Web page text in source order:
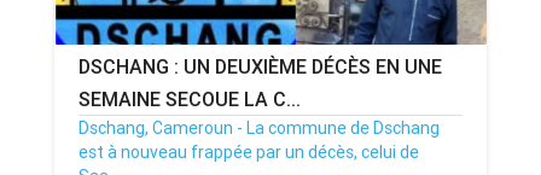
DSCHANG : UN DEUXIÈME DÉCÈS EN UNE
SEMAINE SECOUE LA C...
Dschang, Cameroun - La commune de Dschang
est à nouveau frappée par un décès, celui de